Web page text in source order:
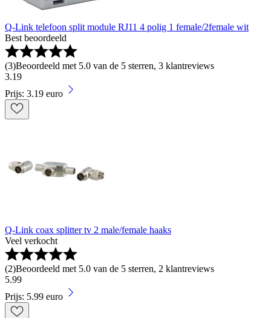
Q-Link telefoon split module RJ11 4 polig 1 female/2female wit
Best beoordeeld
(3)Beoordeeld met 5.0 van de 5 sterren, 3 klantreviews
3.19
Prijs: 3.19 euro
Q-Link coax splitter tv 2 male/female haaks
Veel verkocht
(2)Beoordeeld met 5.0 van de 5 sterren, 2 klantreviews
5.99
Prijs: 5.99 euro